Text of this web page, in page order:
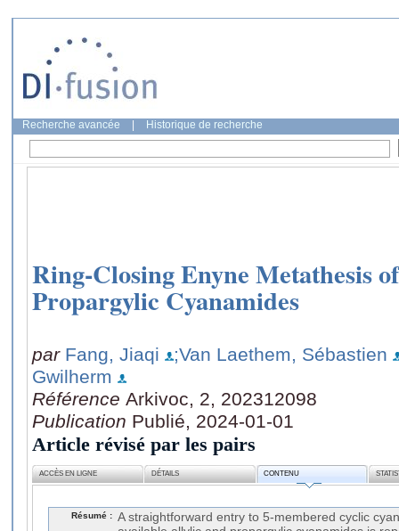
Recherche avancée Historique de recherche
Ring-Closing Enyne Metathesis
Propargylic Cyanamides
par Fang, Jiaqi
;Van Laethem, Sébastien
Gwilherm
Référence Arkivoc, 2, 202312098
Publication Publié, 2024-01-01
Article révisé par les pairs
ACCÈS EN LIGNE DÉTAILS CONTENU
Résumé : A straightforward entry to 5-membered cyclic